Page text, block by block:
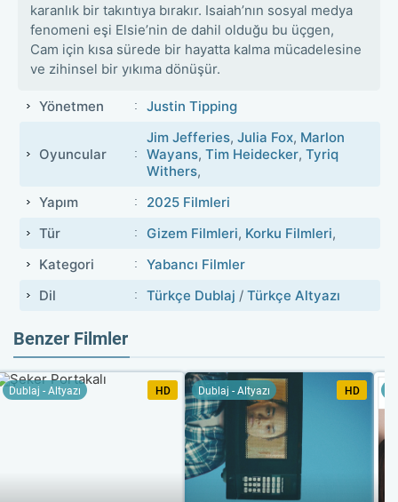
karanlık bir takıntıya bırakır. Isaiah’nın sosyal medya
fenomeni eşi Elsie’nin de dahil olduğu bu üçgen,
Cam için kısa sürede bir hayatta kalma mücadelesine
ve zihinsel bir yıkıma dönüşür.
Yönetmen Justin Tipping
Oyuncular
Jim Jefferies, Julia Fox, Marlon
Wayans, Tim Heidecker, Tyriq
Withers,
Yapım
2025 Filmleri
Tür
Gizem Filmleri, Korku Filmleri,
Kategori
Yabancı Filmler
Dil
Türkçe Dublaj / Türkçe Altyazı
Benzer Filmler
Dublaj - Altyazı HD Dublaj - Altyazı HD